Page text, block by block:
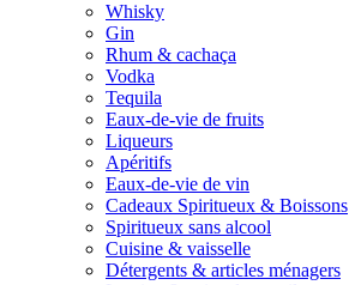
Whisky
Gin
Rhum & cachaça
Vodka
Tequila
Eaux-de-vie de fruits
Liqueurs
Apéritifs
Eaux-de-vie de vin
Cadeaux Spiritueux & Boissons
Spiritueux sans alcool
Cuisine & vaisselle
Détergents & articles ménagers